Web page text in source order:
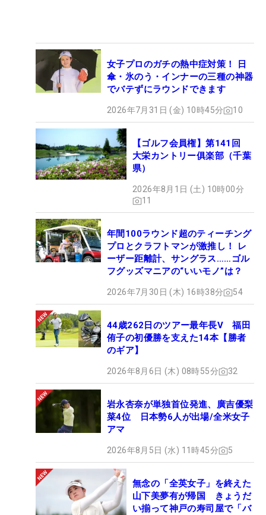
女子プロのガチの熱中症対策！ 日
傘・氷のう・インナーの三種の神器
でバテずにラウンドできます
2026年7月31日 (金) 10時45分 10
【ゴルフ会員権】第141回
大栄カントリー俱楽部（千葉
県）
2026年8月1日 (土) 10時00分
11
年間100ラウンド超のティーチング
プロとクラフトマンが激推し！ レ
ーザー距離計、サングラス……ゴル
フグッズマニアの“いいモノ”は？
2026年7月30日 (木) 16時38分 54
44歳262日のツアー最年長V 福田
侑子の初優勝を支えた14本【勝者
のギア】
2026年8月6日 (木) 08時55分 32
岩永杏奈が単独首位発進、廣吉優梨
菜4位 日本勢6人が出場/全米女子
アマ
2026年8月5日 (水) 11時45分 5
無念の「全英女子」を終えた
山下美夢有が帰国 きょうだ
い揃って神戸の寿司屋で「バ